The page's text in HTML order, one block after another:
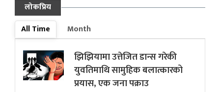
लोकप्रिय
All Time
Month
झिझियामा उत्तेजित डान्स गरेकी
युवतिमाथि सामुहिक बलात्कारको
प्रयास, एक जना पक्राउ